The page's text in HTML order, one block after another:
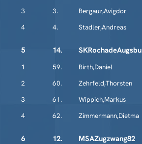
3
3. Bergauz,Avigdor
4
4. Stadler,Andreas
5 14. SKRochadeAugsbu
1 59. Birth,Daniel
2
60. Zehrfeld,Thorsten
3
61. Wippich,Markus
4
62. Zimmermann,Dietma
6 12. MSAZugzwang82